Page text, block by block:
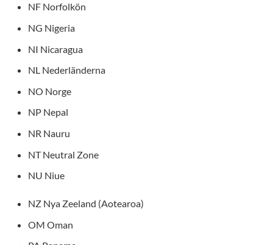
NF Norfolkön
NG Nigeria
NI Nicaragua
NL Nederländerna
NO Norge
NP Nepal
NR Nauru
NT Neutral Zone
NU Niue
NZ Nya Zeeland (Aotearoa)
OM Oman